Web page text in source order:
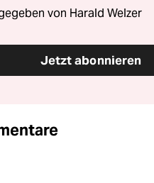
von Harald Welzer
Jetzt abonnieren